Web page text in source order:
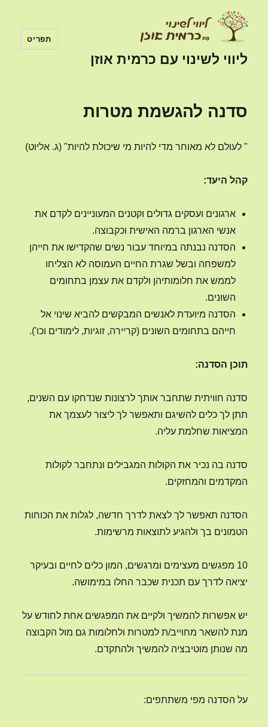
ליווי לשינוי עם כרמית אוזן
תפריט
סדנה להגשמת מטרות
" לעולם לא מאוחר מדי להיות מי שיכולת להיות" (ג. אליוט)
קהל היעד:
ארגונים ועסקים גדולים וקטנים המעוניינים לקדם את
אנשי הארגון ברמה האישית וכקבוצה.
הסדנה נבנתה במיוחד עבור נשים שהקדישו את חייהן
למשפחה ובשל שגרת החיים העמוסה לא הצליחו
לממש את חלומותיהן ולקדם את עצמן בתחומים
השונים.
הסדנה מיועדת לאנשים המבקשים להביא שינוי אל
חייהם בתחומים השונים (קריירה, זוגיות, לימודים וכו').
תוכן הסדנה:
סדנה חוויתית שתחבר אותך לרצונות שנדחקו עם השנים,
תתן לך כלים להשיגם ותאפשר לך ליצור לעצמך את
המציאות שחלמת עליה.
סדנה בה נכיר את הקולות המגבילים ונתחבר לקולות
המקדמים והמחזקים.
הסדנה תאפשר לך לצאת לדרך חדשה, לגלות את הכוחות
הטמונים בך ולהגיע לתוצאות מרשימות.
10 מפגשים מעצימים ומרגשים, המון כלים לחיים ובעיקר
יציאה לדרך עם תכנית שכבר החלו במימושה.
יש אפשרות להמשיך ולקיים את המפגשים אחת לחודש על
מנת להשאר מחוייב/ת למטרות ולחלומות גם מול הקבוצה
מה שנותן מוטיבציה להמשיך ולהתקדם.
על הסדנה מפי משתתפים: